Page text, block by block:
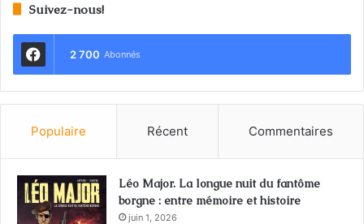
Suivez-nous!
2 700 Abonnés
Populaire Récent Commentaires
Léo Major. La longue nuit du fantôme
borgne : entre mémoire et histoire
juin 1, 2026